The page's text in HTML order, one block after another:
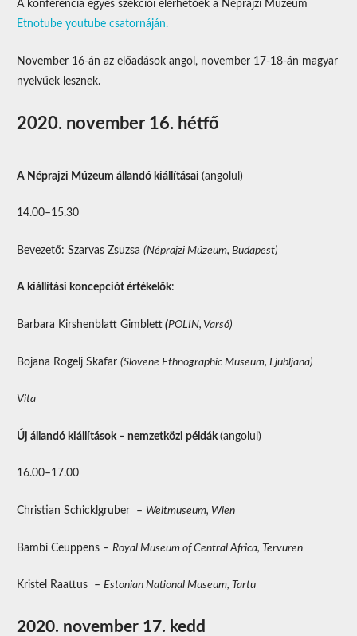
A konferencia egyes szekciói elérhetőek a Néprajzi Múzeum
Etnotube youtube csatornáján.
November 16-án az előadások angol, november 17-18-án magyar
nyelvűek lesznek.
2020. november 16. hétfő
A Néprajzi Múzeum állandó kiállításai (angolul)
14.00–15.30
Bevezető: Szarvas Zsuzsa (Néprajzi Múzeum, Budapest)
A kiállítási koncepciót értékelők:
Barbara Kirshenblatt Gimblett (POLIN, Varsó)
Bojana Rogelj Skafar (Slovene Ethnographic Museum, Ljubljana)
Vita
Új állandó kiállítások – nemzetközi példák (angolul)
16.00–17.00
Christian Schicklgruber – Weltmuseum, Wien
Bambi Ceuppens – Royal Museum of Central Africa, Tervuren
Kristel Raattus – Estonian National Museum, Tartu
2020. november 17. kedd